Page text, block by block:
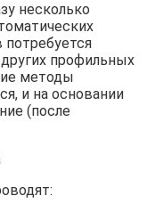
несколько
потребуется
профильных
методы
и на основании
(после